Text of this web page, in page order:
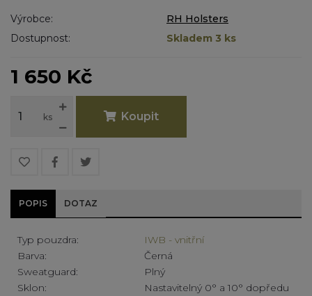
Výrobce:
RH Holsters
Dostupnost:
Skladem 3 ks
1 650 Kč
ks Koupit
POPIS DOTAZ
Typ pouzdra:
IWB - vnitřní
Barva:
Černá
Sweatguard:
Plný
Sklon:
Nastavitelný 0° a 10° dopředu